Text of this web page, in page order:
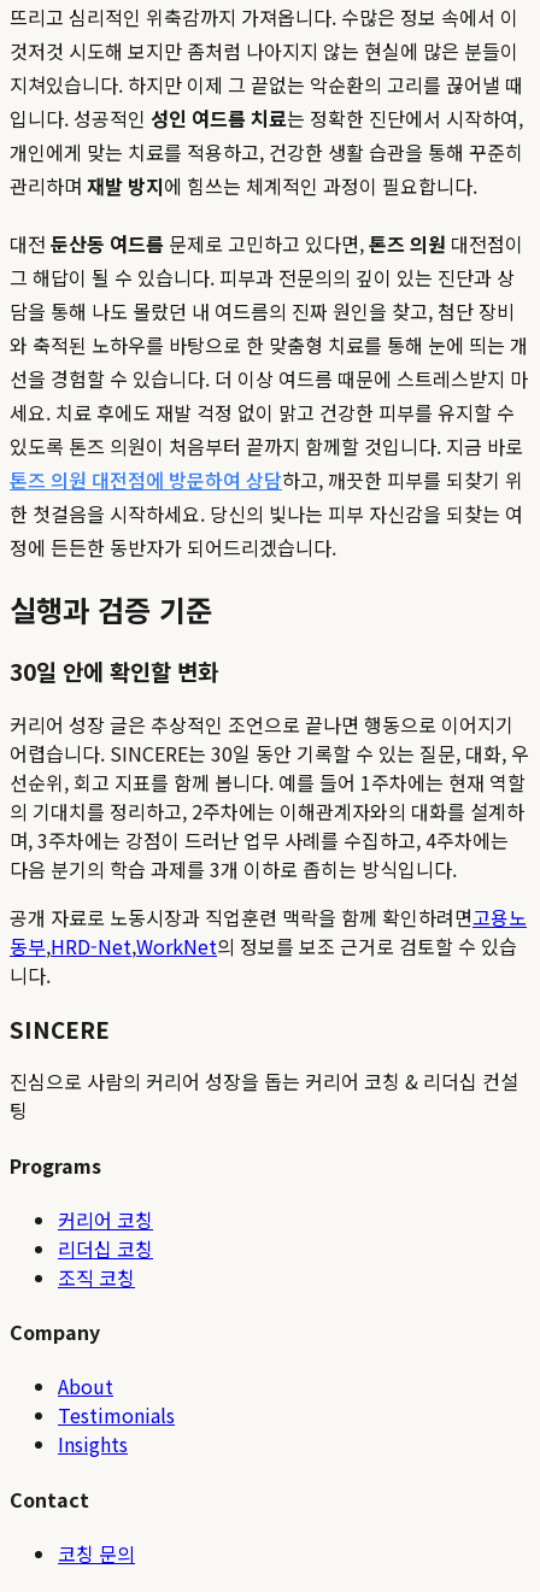
뜨리고 심리적인 위축감까지 가져옵니다. 수많은 정보 속에서 이
것저것 시도해 보지만 좀처럼 나아지지 않는 현실에 많은 분들이
지쳐있습니다. 하지만 이제 그 끝없는 악순환의 고리를 끊어낼 때
입니다. 성공적인 성인 여드름 치료는 정확한 진단에서 시작하여,
개인에게 맞는 치료를 적용하고, 건강한 생활 습관을 통해 꾸준히
관리하며 재발 방지에 힘쓰는 체계적인 과정이 필요합니다.
대전 둔산동 여드름 문제로 고민하고 있다면,톤즈 의원 대전점이
그 해답이 될 수 있습니다. 피부과 전문의의 깊이 있는 진단과 상
담을 통해 나도 몰랐던 내 여드름의 진짜 원인을 찾고, 첨단 장비
와 축적된 노하우를 바탕으로 한 맞춤형 치료를 통해 눈에 띄는 개
선을 경험할 수 있습니다. 더 이상 여드름 때문에 스트레스받지 마
세요. 치료 후에도 재발 걱정 없이 맑고 건강한 피부를 유지할 수
있도록 톤즈 의원이 처음부터 끝까지 함께할 것입니다. 지금 바로
톤즈 의원 대전점에 방문하여 상담하고, 깨끗한 피부를 되찾기 위
한 첫걸음을 시작하세요. 당신의 빛나는 피부 자신감을 되찾는 여
정에 든든한 동반자가 되어드리겠습니다.
실행과 검증 기준
30일 안에 확인할 변화
커리어 성장 글은 추상적인 조언으로 끝나면 행동으로 이어지기
어렵습니다. SINCERE는 30일 동안 기록할 수 있는 질문, 대화, 우
선순위, 회고 지표를 함께 봅니다. 예를 들어 1주차에는 현재 역할
의 기대치를 정리하고, 2주차에는 이해관계자와의 대화를 설계하
며, 3주차에는 강점이 드러난 업무 사례를 수집하고, 4주차에는
다음 분기의 학습 과제를 3개 이하로 좁히는 방식입니다.
공개 자료로 노동시장과 직업훈련 맥락을 함께 확인하려면고용노
동부,HRD-Net,WorkNet의 정보를 보조 근거로 검토할 수 있습
니다.
SINCERE
진심으로 사람의 커리어 성장을 돕는 커리어 코칭 & 리더십 컨설
팅
Programs
커리어 코칭
리더십 코칭
조직 코칭
Company
About
Testimonials
Insights
Contact
코칭 문의